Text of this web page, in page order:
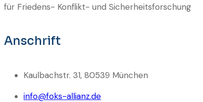
für Friedens- Konflikt- und Sicherheitsforschung
Anschrift
Kaulbachstr. 31, 80539 München
info@foks-allianz.de